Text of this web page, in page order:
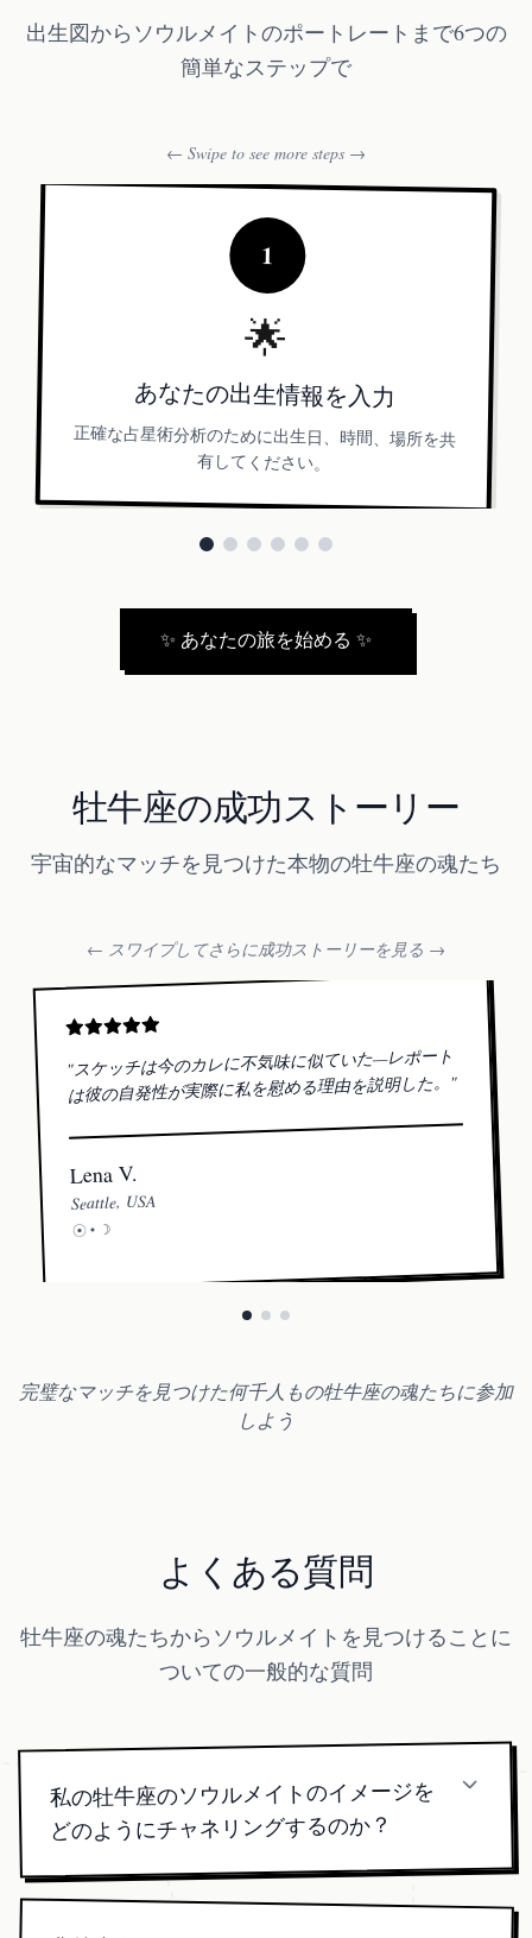
出生図からソウルメイトのポートレートまで6つの
簡単なステップで
← Swipe to see more steps →
1
🌟
あなたの出生情報を入力
正確な占星術分析のために出生日、時間、場所を共
有してください。
✨ あなたの旅を始める ✨
牡牛座の成功ストーリー
宇宙的なマッチを見つけた本物の牡牛座の魂たち
← スワイプしてさらに成功ストーリーを見る →
"スケッチは今のカレに不気味に似ていた—レポート
は彼の自発性が実際に私を慰める理由を説明した。 "
Lena V.
Seattle, USA
☉ • ☽
完璧なマッチを見つけた何千人もの牡牛座の魂たちに参加
しよう
よくある質問
牡牛座の魂たちからソウルメイトを見つけることに
ついての一般的な質問
私の牡牛座のソウルメイトのイメージを
どのようにチャネリングするのか？
想し、あなたの牡牛座の心の欲望に一致するエネ